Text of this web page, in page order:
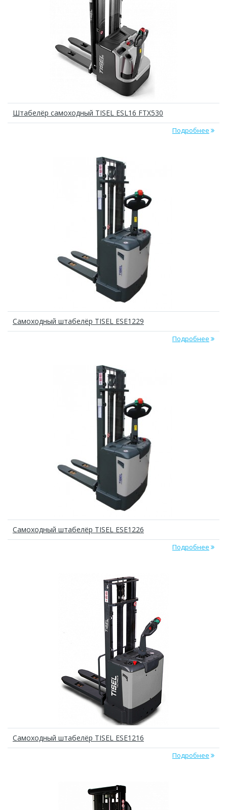
Штабелёр самоходный TISEL ESL16 FTX530
Подробнее
Самоходный штабелёр TISEL ESE1229
Подробнее
Самоходный штабелёр TISEL ESE1226
Подробнее
Самоходный штабелёр TISEL ESE1216
Подробнее